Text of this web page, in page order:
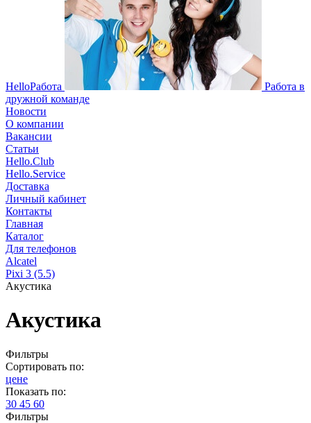
HelloРабота
Работа в
дружной команде
Новости
О компании
Вакансии
Статьи
Hello.Club
Hello.Service
Доставка
Личный кабинет
Контакты
Главная
Каталог
Для телефонов
Alcatel
Pixi 3 (5.5)
Акустика
Акустика
Фильтры
Сортировать по:
цене
Показать по:
30 45 60
Фильтры